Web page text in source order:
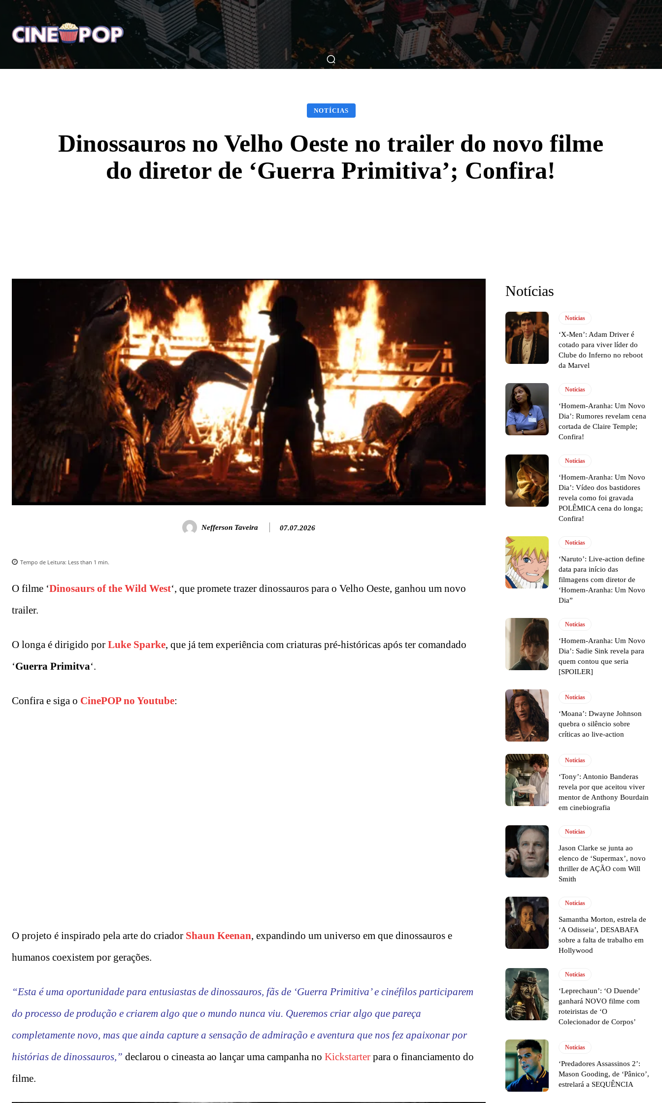
Home Notícias Críticas Breve Nos Cinemas Matérias Nos Cinemas Filmes Séries Música Gênero
NOTÍCIAS
Dinossauros no Velho Oeste no trailer do novo filme
do diretor de ‘Guerra Primitiva’; Confira!
Nefferson Taveira 07.07.2026
Tempo de Leitura: Less than 1 min.
O filme ‘Dinosaurs of the Wild West‘, que promete trazer dinossauros para o Velho Oeste, ganhou um novo
trailer.
O longa é dirigido por Luke Sparke, que já tem experiência com criaturas pré-históricas após ter comandado
‘Guerra Primitva‘.
Confira e siga o CinePOP no Youtube:
O projeto é inspirado pela arte do criador Shaun Keenan, expandindo um universo em que dinossauros e
humanos coexistem por gerações.
“Esta é uma oportunidade para entusiastas de dinossauros, fãs de ‘Guerra Primitiva’ e cinéfilos participarem
do processo de produção e criarem algo que o mundo nunca viu. Queremos criar algo que pareça
completamente novo, mas que ainda capture a sensação de admiração e aventura que nos fez apaixonar por
histórias de dinossauros,” declarou o cineasta ao lançar uma campanha no Kickstarter para o financiamento do
filme.
Notícias
Notícias
‘X-Men’: Adam Driver é
cotado para viver líder do
Clube do Inferno no reboot
da Marvel
Notícias
‘Homem-Aranha: Um Novo
Dia’: Rumores revelam cena
cortada de Claire Temple;
Confira!
Notícias
‘Homem-Aranha: Um Novo
Dia’: Vídeo dos bastidores
revela como foi gravada
POLÊMICA cena do longa;
Confira!
Notícias
‘Naruto’: Live-action define
data para início das
filmagens com diretor de
‘Homem-Aranha: Um Novo
Dia”
Notícias
‘Homem-Aranha: Um Novo
Dia’: Sadie Sink revela para
quem contou que seria
[SPOILER]
Notícias
‘Moana’: Dwayne Johnson
quebra o silêncio sobre
críticas ao live-action
Notícias
‘Tony’: Antonio Banderas
revela por que aceitou viver
mentor de Anthony Bourdain
em cinebiografia
Notícias
Jason Clarke se junta ao
elenco de ‘Supermax’, novo
thriller de AÇÃO com Will
Smith
Notícias
Samantha Morton, estrela de
‘A Odisseia’, DESABAFA
sobre a falta de trabalho em
Hollywood
Notícias
‘Leprechaun’: ‘O Duende’
ganhará NOVO filme com
roteiristas de ‘O
Colecionador de Corpos’
Notícias
‘Predadores Assassinos 2’:
Mason Gooding, de ‘Pânico’,
estrelará a SEQUÊNCIA